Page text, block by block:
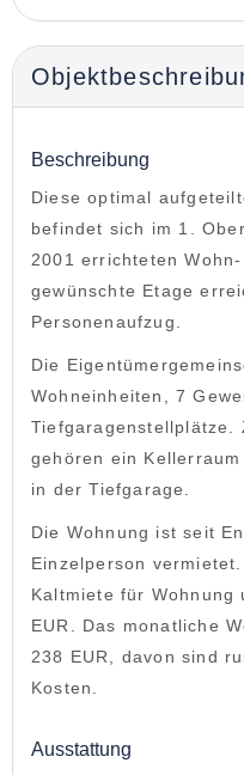
Beschreibung
Diese optimal
befindet sich im 1.
2001 errichteten
gewünschte Etage
Personenaufzug.
Die
Wohneinheiten, 7
Tiefgaragenstellplätze.
gehören ein
in der Tiefgarage.
Die Wohnung ist seit
Einzelperson
Kaltmiete für
EUR. Das monatliche
238 EUR, davon sind
Kosten.
Ausstattung